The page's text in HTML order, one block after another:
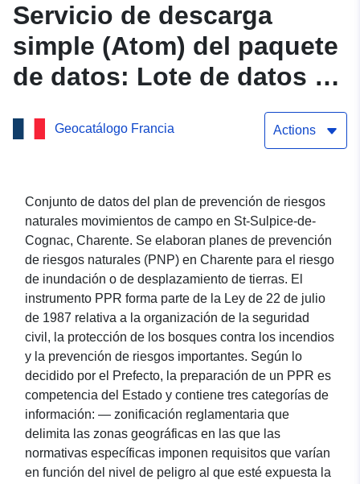
Servicio de descarga
simple (Atom) del paquete
de datos: Lote de datos de
movimientos de campo
PPRN en Charente (St-
Geocatálogo Francia Actions
Conjunto de datos del plan de prevención de riesgos
naturales movimientos de campo en St-Sulpice-de-
Cognac, Charente. Se elaboran planes de prevención
de riesgos naturales (PNP) en Charente para el riesgo
de inundación o de desplazamiento de tierras. El
instrumento PPR forma parte de la Ley de 22 de julio
de 1987 relativa a la organización de la seguridad
civil, la protección de los bosques contra los incendios
y la prevención de riesgos importantes. Según lo
decidido por el Prefecto, la preparación de un PPR es
competencia del Estado y contiene tres categorías de
información: — zonificación reglamentaria que
delimita las zonas geográficas en las que las
normativas específicas imponen requisitos que varían
en función del nivel de peligro al que esté expuesta la